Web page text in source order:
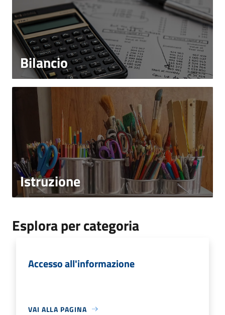
Bilancio
Istruzione
Esplora per categoria
Accesso all'informazione
VAI ALLA PAGINA